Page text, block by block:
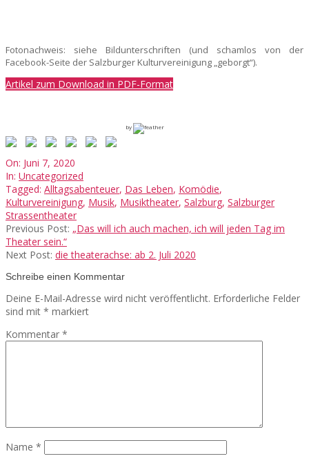
Fotonachweis: siehe Bildunterschriften (und schamlos von der
Facebook-Seite der Salzburger Kulturvereinigung „geborgt“).
Artikel zum Download in PDF-Format
by
2020-
06-
07
On: Juni 7, 2020
In: Uncategorized
Tagged: Alltagsabenteuer, Das Leben, Komödie,
Kulturvereinigung, Musik, Musiktheater, Salzburg, Salzburger
Strassentheater
Previous Post: „Das will ich auch machen, ich will jeden Tag im
Theater sein.“
Next Post: die theaterachse: ab 2. Juli 2020
Schreibe einen Kommentar
Deine E-Mail-Adresse wird nicht veröffentlicht. Erforderliche Felder
sind mit * markiert
Kommentar *
Name *